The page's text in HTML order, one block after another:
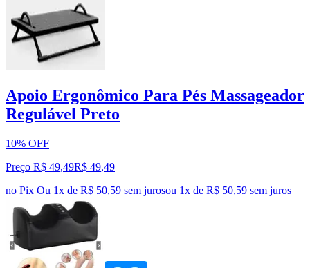
Apoio Ergonômico Para Pés Massageador
Regulável Preto
10% OFF
Preço R$ 49,49R$ 49,49
no Pix Ou 1x de R$ 50,59 sem jurosou 1x de R$ 50,59 sem juros